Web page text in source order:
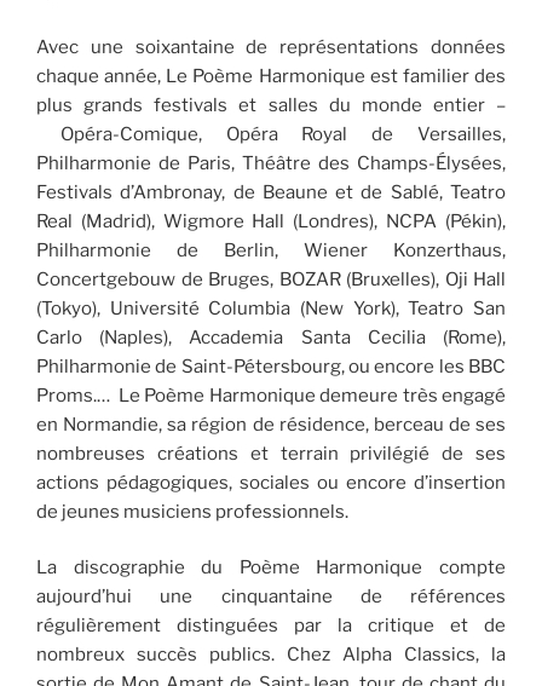
Avec une soixantaine de représentations données
chaque année, Le Poème Harmonique est familier des
plus grands festivals et salles du monde entier –
Opéra-Comique, Opéra Royal de Versailles,
Philharmonie de Paris, Théâtre des Champs-Élysées,
Festivals d’Ambronay, de Beaune et de Sablé, Teatro
Real (Madrid), Wigmore Hall (Londres), NCPA (Pékin),
Philharmonie de Berlin, Wiener Konzerthaus,
Concertgebouw de Bruges, BOZAR (Bruxelles), Oji Hall
(Tokyo), Université Columbia (New York), Teatro San
Carlo (Naples), Accademia Santa Cecilia (Rome),
Philharmonie de Saint-Pétersbourg, ou encore les BBC
Proms.… Le Poème Harmonique demeure très engagé
en Normandie, sa région de résidence, berceau de ses
nombreuses créations et terrain privilégié de ses
actions pédagogiques, sociales ou encore d’insertion
de jeunes musiciens professionnels.
La discographie du Poème Harmonique compte
aujourd’hui une cinquantaine de références
régulièrement distinguées par la critique et de
nombreux succès publics. Chez Alpha Classics, la